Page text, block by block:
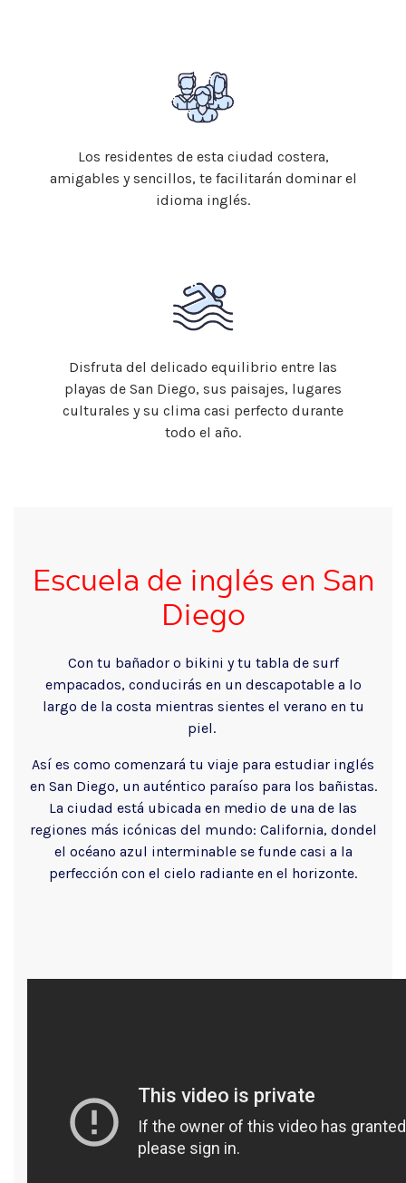
Los residentes de esta ciudad costera,
amigables y sencillos, te facilitarán dominar el
idioma inglés.
Disfruta del delicado equilibrio entre las
playas de San Diego, sus paisajes, lugares
culturales y su clima casi perfecto durante
todo el año.
Escuela de inglés en San
Diego
Con tu bañador o bikini y tu tabla de surf
empacados, conducirás en un descapotable a lo
largo de la costa mientras sientes el verano en tu
piel.
Así es como comenzará tu viaje para estudiar inglés
en San Diego, un auténtico paraíso para los bañistas.
La ciudad está ubicada en medio de una de las
regiones más icónicas del mundo: California, dondel
el océano azul interminable se funde casi a la
perfección con el cielo radiante en el horizonte.